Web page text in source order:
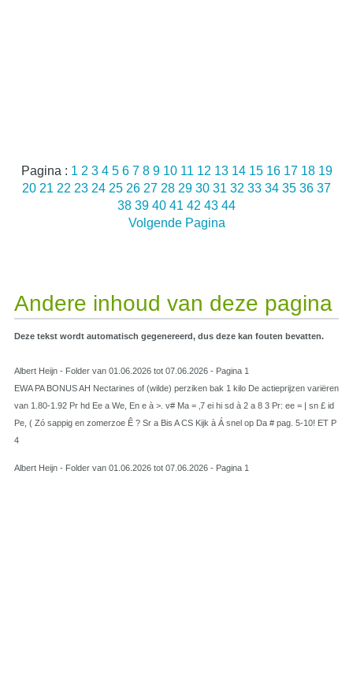
Pagina : 1 2 3 4 5 6 7 8 9 10 11 12 13 14 15 16 17 18 19
20 21 22 23 24 25 26 27 28 29 30 31 32 33 34 35 36 37
38 39 40 41 42 43 44
Volgende Pagina
Andere inhoud van deze pagina
Deze tekst wordt automatisch gegenereerd, dus deze kan fouten bevatten.
Albert Heijn - Folder van 01.06.2026 tot 07.06.2026 - Pagina 1
EWA PA BONUS AH Nectarines of (wilde) perziken bak 1 kilo De actieprijzen variëren
van 1.80-1.92 Pr hd Ee a We, En e à >. v# Ma = ‚7 ei hi sd à 2 a 8 3 Pr: ee = | sn £ id
Pe, ( Zó sappig en zomerzoe Ê ? Sr a Bis A CS Kijk à Á snel op Da # pag. 5-10! ET P
4
Albert Heijn - Folder van 01.06.2026 tot 07.06.2026 - Pagina 1